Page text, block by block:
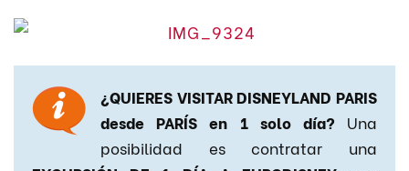
¿QUIERES VISITAR DISNEYLAND PARIS
desde PARÍS en 1 solo día?Una
posibilidad es contratar una